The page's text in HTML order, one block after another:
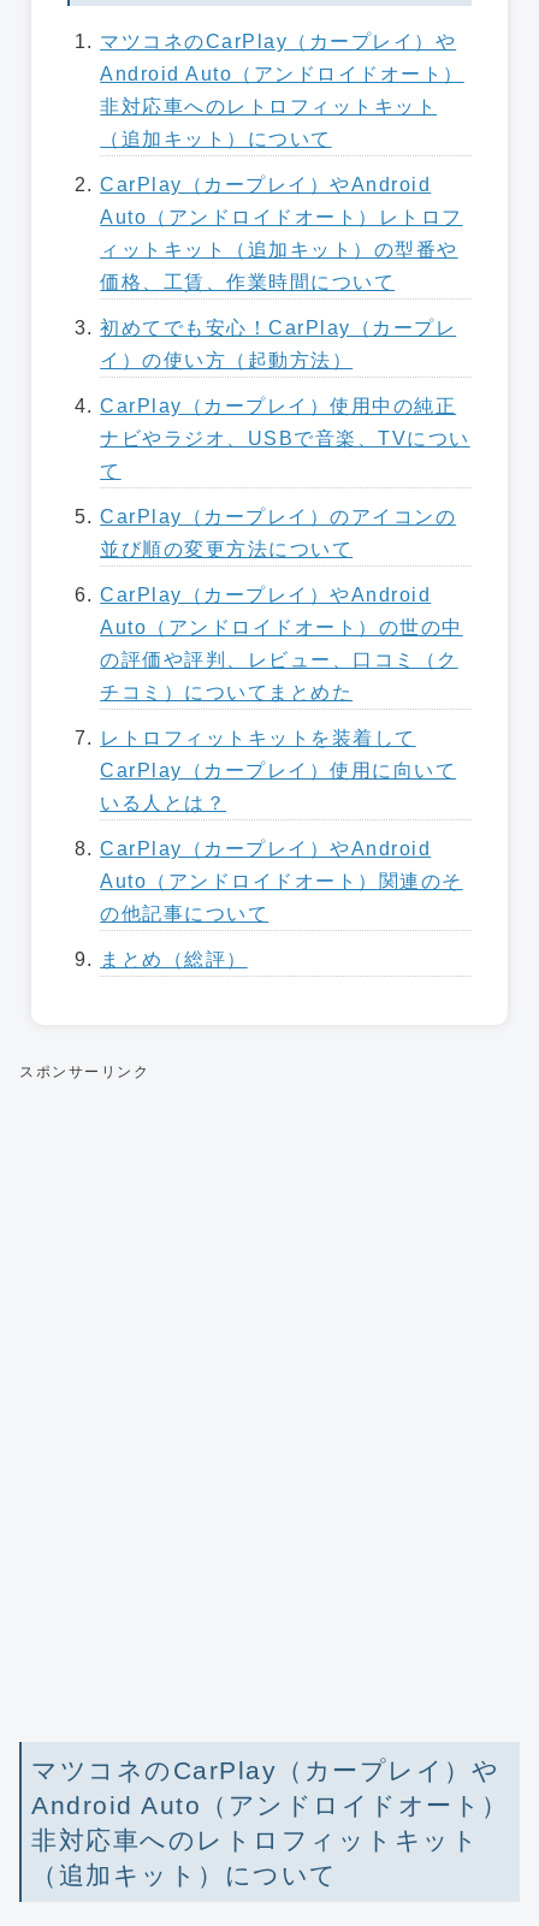
マツコネのCarPlay（カープレイ）や
Android Auto（アンドロイドオート）
非対応車へのレトロフィットキット
（追加キット）について
CarPlay（カープレイ）やAndroid
Auto（アンドロイドオート）レトロフ
ィットキット（追加キット）の型番や
価格、工賃、作業時間について
初めてでも安心！CarPlay（カープレ
イ）の使い方（起動方法）
CarPlay（カープレイ）使用中の純正
ナビやラジオ、USBで音楽、TVについ
て
CarPlay（カープレイ）のアイコンの
並び順の変更方法について
CarPlay（カープレイ）やAndroid
Auto（アンドロイドオート）の世の中
の評価や評判、レビュー、口コミ（ク
チコミ）についてまとめた
レトロフィットキットを装着して
CarPlay（カープレイ）使用に向いて
いる人とは？
CarPlay（カープレイ）やAndroid
Auto（アンドロイドオート）関連のそ
の他記事について
まとめ（総評）
スポンサーリンク
マツコネのCarPlay（カープレイ）や
Android Auto（アンドロイドオート）
非対応車へのレトロフィットキット
（追加キット）について